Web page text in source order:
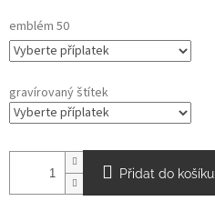
emblém 50
gravírovaný štítek
Přidat do košíku